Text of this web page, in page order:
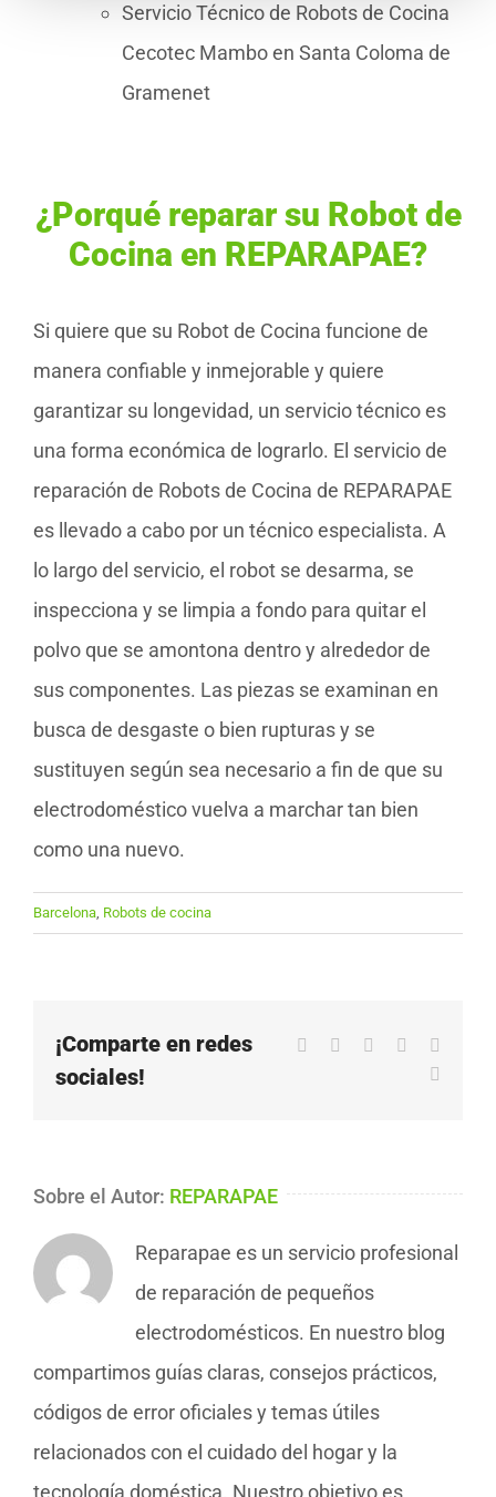
Servicio Técnico de Robots de Cocina
Cecotec Mambo en Santa Coloma de
Gramenet
¿Porqué reparar su Robot de
Cocina en REPARAPAE?
Si quiere que su Robot de Cocina funcione de
manera confiable y inmejorable y quiere
garantizar su longevidad, un servicio técnico es
una forma económica de lograrlo. El servicio de
reparación de Robots de Cocina de REPARAPAE
es llevado a cabo por un técnico especialista. A
lo largo del servicio, el robot se desarma, se
inspecciona y se limpia a fondo para quitar el
polvo que se amontona dentro y alrededor de
sus componentes. Las piezas se examinan en
busca de desgaste o bien rupturas y se
sustituyen según sea necesario a fin de que su
electrodoméstico vuelva a marchar tan bien
como una nuevo.
Barcelona, Robots de cocina
¡Comparte en redes
sociales!
Facebook LinkedInWhatsApp
Sobre el Autor: REPARAPAE
Reparapae es un servicio profesional
de reparación de pequeños
electrodomésticos. En nuestro blog
compartimos guías claras, consejos prácticos,
códigos de error oficiales y temas útiles
relacionados con el cuidado del hogar y la